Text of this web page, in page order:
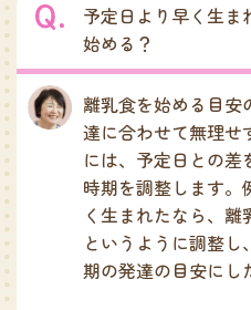
予定日より早く生ま
始める？
離乳食を始める目安
達に合わせて無理せ
には、予定日との差
時期を調整します。
く生まれたなら、離
というように調整
期の発達の目安にし